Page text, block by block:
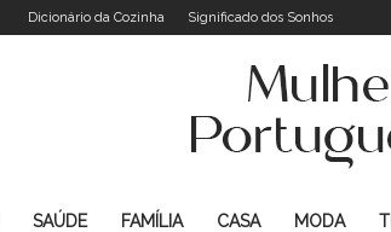
Dicionário da Cozinha Significado dos Sonhos
SAÚDE FAMÍLIA CASA MODA